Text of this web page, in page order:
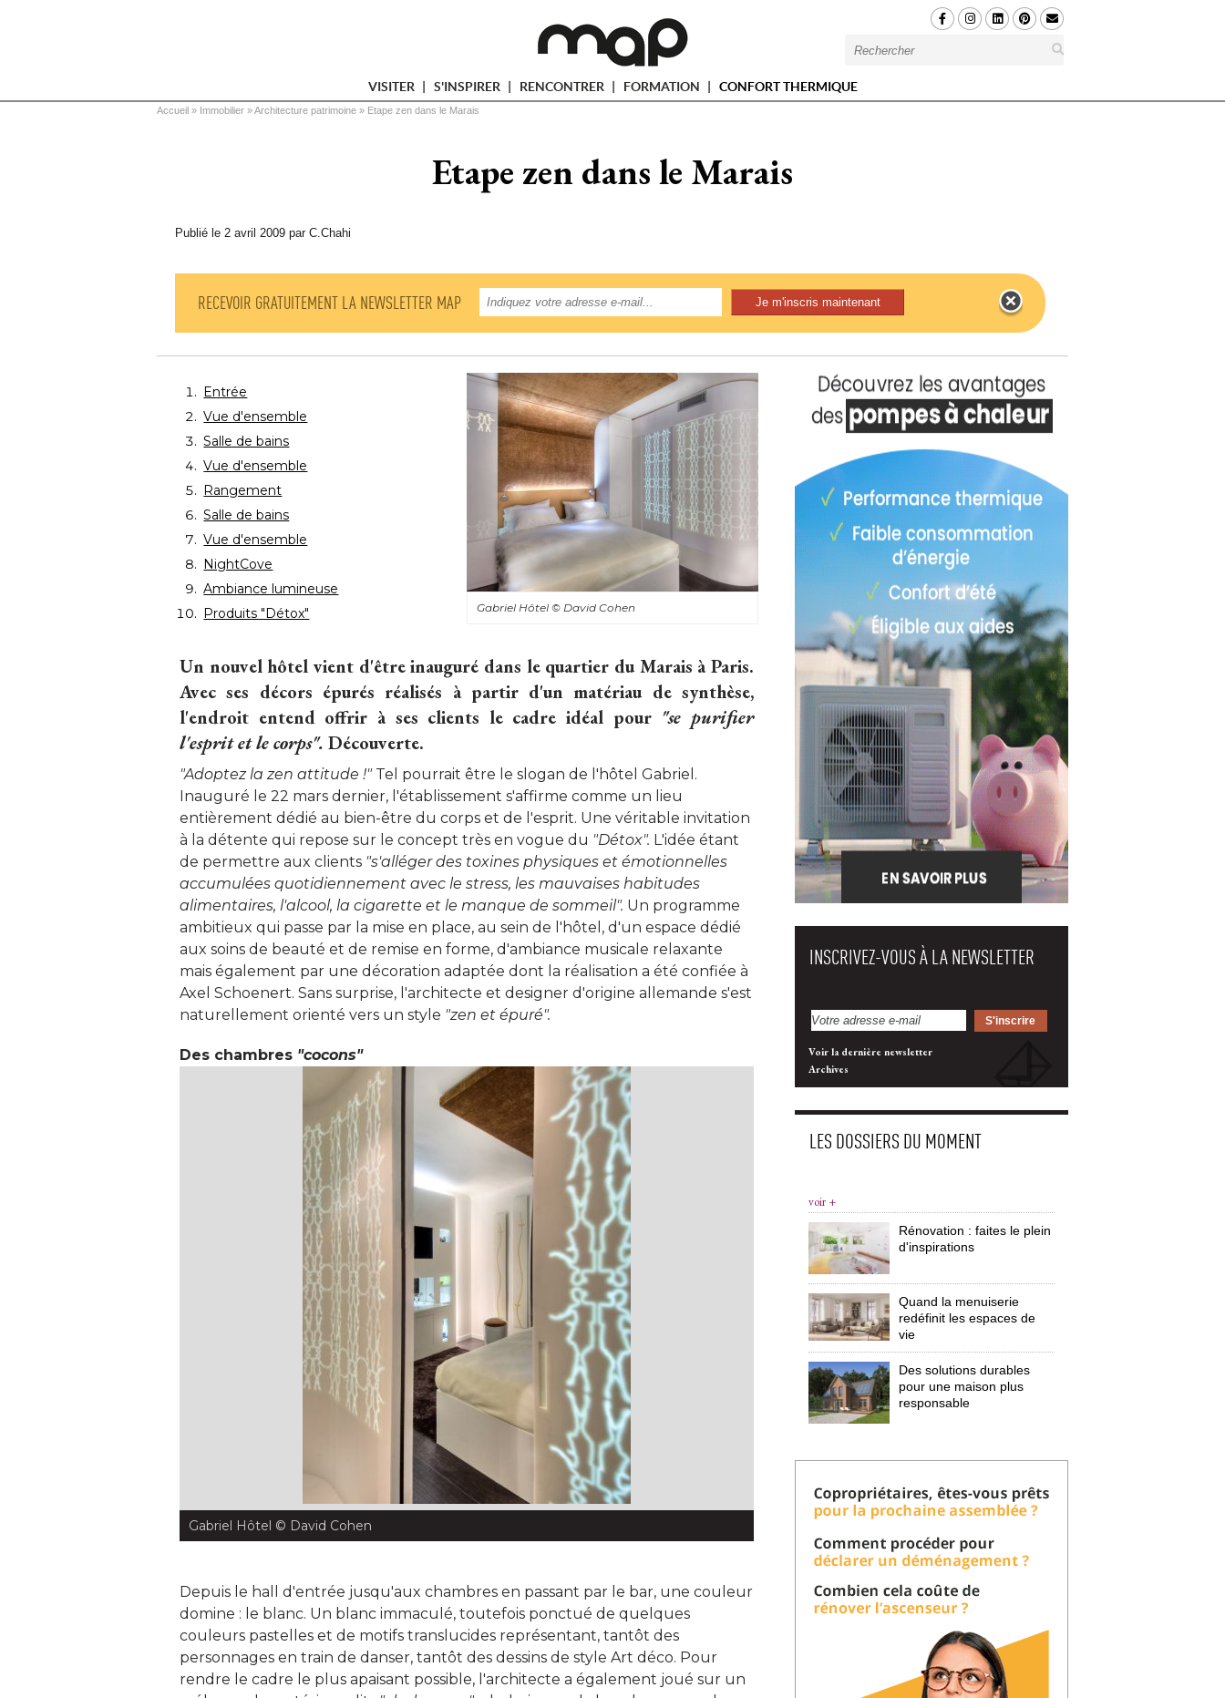
VISITER S'INSPIRER RENCONTRER FORMATION CONFORT THERMIQUE
Vous êtes ici
Accueil » Immobilier » Architecture patrimoine » Etape zen dans le Marais
Etape zen dans le Marais
Publié le 2 avril 2009 par C.Chahi
RECEVOIR GRATUITEMENT LA NEWSLETTER MAP
Gabriel Hôtel © David Cohen
Entrée
Vue d'ensemble
Salle de bains
Vue d'ensemble
Rangement
Salle de bains
Vue d'ensemble
NightCove
Ambiance lumineuse
Produits "Détox"
Un nouvel hôtel vient d'être inauguré dans le quartier du Marais à Paris.
Avec ses décors épurés réalisés à partir d'un matériau de synthèse,
l'endroit entend offrir à ses clients le cadre idéal pour "se purifier
l'esprit et le corps". Découverte.
"Adoptez la zen attitude !" Tel pourrait être le slogan de l'hôtel Gabriel.
Inauguré le 22 mars dernier, l'établissement s'affirme comme un lieu
entièrement dédié au bien-être du corps et de l'esprit. Une véritable invitation
à la détente qui repose sur le concept très en vogue du "Détox". L'idée étant
de permettre aux clients "s'alléger des toxines physiques et émotionnelles
accumulées quotidiennement avec le stress, les mauvaises habitudes
alimentaires, l'alcool, la cigarette et le manque de sommeil". Un programme
ambitieux qui passe par la mise en place, au sein de l'hôtel, d'un espace dédié
aux soins de beauté et de remise en forme, d'ambiance musicale relaxante
mais également par une décoration adaptée dont la réalisation a été confiée à
Axel Schoenert. Sans surprise, l'architecte et designer d'origine allemande s'est
naturellement orienté vers un style "zen et épuré".
Des chambres "cocons"
Gabriel Hôtel © David Cohen
Depuis le hall d'entrée jusqu'aux chambres en passant par le bar, une couleur
domine : le blanc. Un blanc immaculé, toutefois ponctué de quelques
couleurs pastelles et de motifs translucides représentant, tantôt des
personnages en train de danser, tantôt des dessins de style Art déco. Pour
rendre le cadre le plus apaisant possible, l'architecte a également joué sur un
INSCRIVEZ-VOUS À LA NEWSLETTER
Voir la dernière newsletter
Archives
LES DOSSIERS DU MOMENT
voir +
Rénovation : faites le plein
d'inspirations
Quand la menuiserie
redéfinit les espaces de
vie
Des solutions durables
pour une maison plus
responsable